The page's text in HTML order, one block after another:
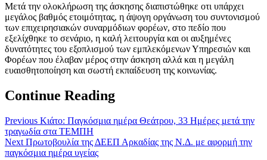
Μετά την ολοκλήρωση της άσκησης διαπιστώθηκε οτι υπάρχει
μεγάλος βαθμός ετοιμότητας, η άψογη οργάνωση του συντονισμού
των επιχειρησιακών συναρμόδιων φορέων, στο πεδίο που
εξελίχθηκε το σενάριο, η καλή λειτουργία και οι αυξημένες
δυνατότητες του εξοπλισμού των εμπλεκόμενων Υπηρεσιών και
Φορέων που έλαβαν μέρος στην άσκηση αλλά και η μεγάλη
ευαισθητοποίηση και σωστή εκπαίδευση της κοινωνίας.
Continue Reading
Previous Κιάτο: Παγκόσμια ημέρα Θεάτρου, 33 Ημέρες μετά την
τραγωδία στα ΤΕΜΠΗ
Next Πρωτοβουλία της ΔΕΕΠ Αρκαδίας της Ν.Δ. με αφορμή την
παγκόσμια ημέρα υγείας